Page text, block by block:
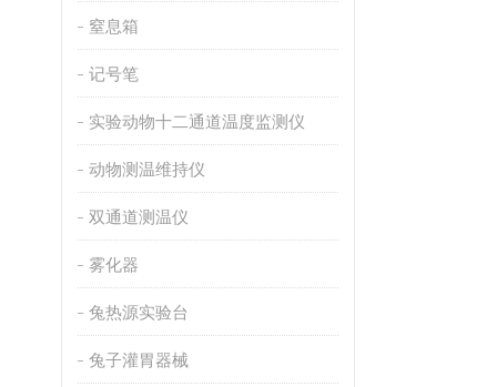
窒息箱
记号笔
实验动物十二通道温度监测仪
动物测温维持仪
双通道测温仪
雾化器
兔热源实验台
兔子灌胃器械